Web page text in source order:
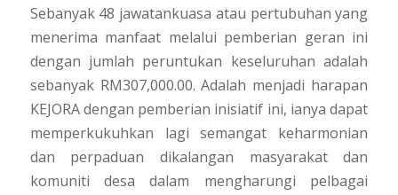
Sebanyak 48 jawatankuasa atau pertubuhan yang
menerima manfaat melalui pemberian geran ini
dengan jumlah peruntukan keseluruhan adalah
sebanyak RM307,000.00. Adalah menjadi harapan
KEJORA dengan pemberian inisiatif ini, ianya dapat
memperkukuhkan lagi semangat keharmonian
dan perpaduan dikalangan masyarakat dan
komuniti desa dalam mengharungi pelbagai